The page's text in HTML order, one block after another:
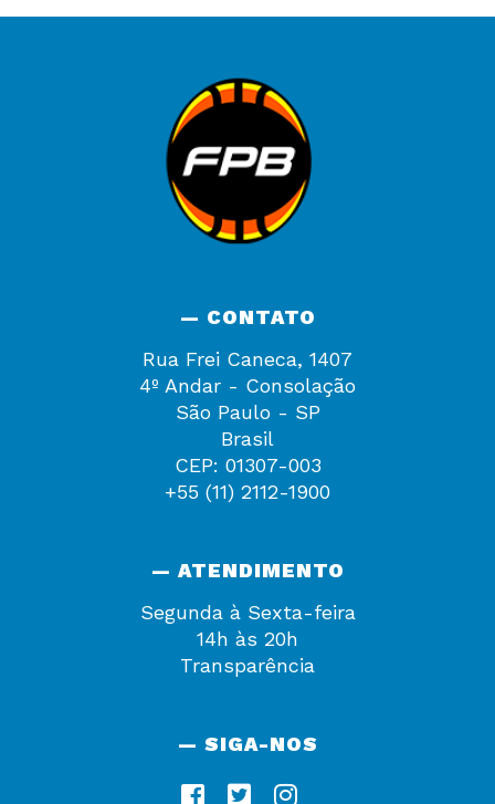
— CONTATO
Rua Frei Caneca, 1407
4º Andar - Consolação
São Paulo - SP
Brasil
CEP: 01307-003
+55 (11) 2112-1900
— ATENDIMENTO
Segunda à Sexta-feira
14h às 20h
Transparência
— SIGA-NOS